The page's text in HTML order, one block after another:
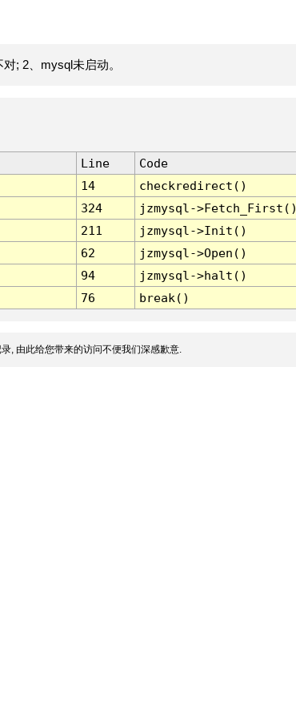
; 2、mysql未启动。
Line
Code
14
checkredirect()
324
jzmysql-
211
jzmysql->Init()
62
jzmysql->Open()
94
jzmysql->halt()
76 break()
, 由此给您带来的访问不便我们深感歉意.